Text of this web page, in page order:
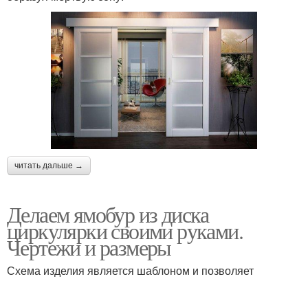
читать дальше →
Делаем ямобур из диска
циркулярки своими руками.
Чертежи и размеры
Схема изделия является шаблоном и позволяет